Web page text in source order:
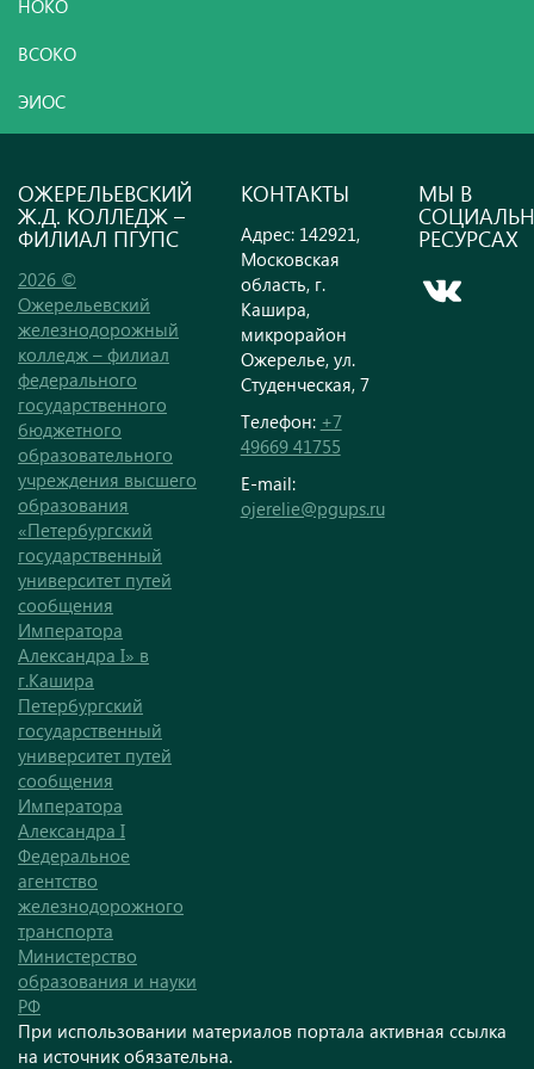
НОКО
ВСОКО
ЭИОС
ОЖЕРЕЛЬЕВСКИЙ
Ж.Д. КОЛЛЕДЖ –
ФИЛИАЛ ПГУПС
2026 ©
Ожерельевский
железнодорожный
колледж – филиал
федерального
государственного
бюджетного
образовательного
учреждения высшего
образования
«Петербургский
государственный
университет путей
сообщения
Императора
Александра I» в
г.Кашира
Петербургский
государственный
университет путей
сообщения
Императора
Александра I
Федеральное
агентство
железнодорожного
транспорта
Министерство
образования и науки
РФ
КОНТАКТЫ
Адрес: 142921,
Московская
область, г.
Кашира,
микрорайон
Ожерелье, ул.
Студенческая, 7
Телефон: +7
49669 41755
E-mail:
ojerelie@pgups.ru
МЫ В
РЕСУРСАХ
При использовании материалов портала активная ссылка
на источник обязательна.